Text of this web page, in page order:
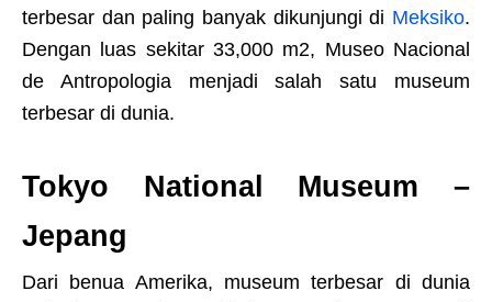
terbesar dan paling banyak dikunjungi di Meksiko.
Dengan luas sekitar 33,000 m2, Museo Nacional
de Antropologia menjadi salah satu museum
terbesar di dunia.
Tokyo National Museum –
Jepang
Dari benua Amerika, museum terbesar di dunia